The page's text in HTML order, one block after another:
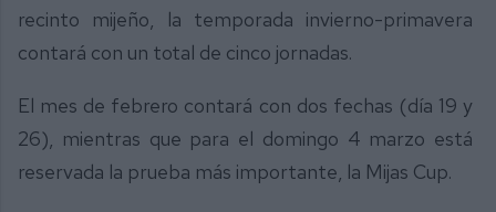
recinto mijeño, la temporada invierno-primavera
contará con un total de cinco jornadas.
El mes de febrero contará con dos fechas (día 19 y
26), mientras que para el domingo 4 marzo está
reservada la prueba más importante, la Mijas Cup.